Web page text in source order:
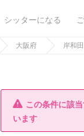
シッターになる
大阪府 岸和
この条件に該
います